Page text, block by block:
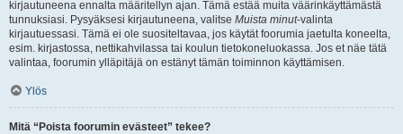
kirjautuneena ennalta määritellyn ajan. Tämä estää muita väärinkäyttämästä
tunnuksiasi. Pysyäksesi kirjautuneena, valitse Muista minut-valinta
kirjautuessasi. Tämä ei ole suositeltavaa, jos käytät foorumia jaetulta koneelta,
esim. kirjastossa, nettikahvilassa tai koulun tietokoneluokassa. Jos et näe tätä
valintaa, foorumin ylläpitäjä on estänyt tämän toiminnon käyttämisen.
Ylös
Mitä “Poista foorumin evästeet” tekee?